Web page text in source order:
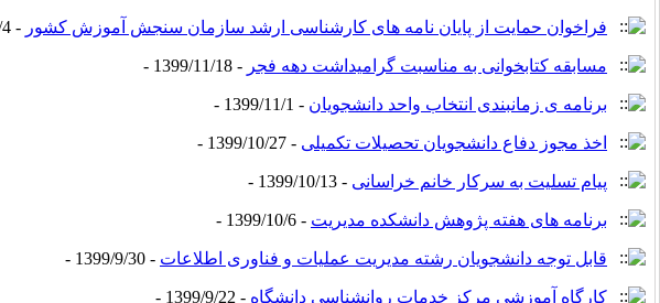
فراخوان حمایت از پایان نامه های کارشناسی ارشد سازمان سنجش آموزش کشور - 1399/12/4 -
مسابقه کتابخوانی به مناسبت گرامیداشت دهه فجر - 1399/11/18 -
برنامه ی زمانبندی انتخاب واحد دانشجویان - 1399/11/1 -
اخذ مجوز دفاع دانشجویان تحصیلات تکمیلی - 1399/10/27 -
پیام تسلیت به سرکار خانم خراسانی - 1399/10/13 -
برنامه های هفته پژوهش دانشکده مدیریت - 1399/10/6 -
قابل توجه دانشجویان رشته مدیریت عملیات و فناوری اطلاعات - 1399/9/30 -
کارگاه آموزشی مرکز خدمات روانشناسی دانشگاه - 1399/9/22 -